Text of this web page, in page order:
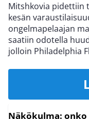
Mitshkovia pidettiin
kesän
ongelmapelaajan
saatiin odotella
jolloin Philadelphia
Näkökulma: onko